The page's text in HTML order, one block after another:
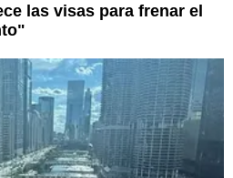
las visas para frenar el